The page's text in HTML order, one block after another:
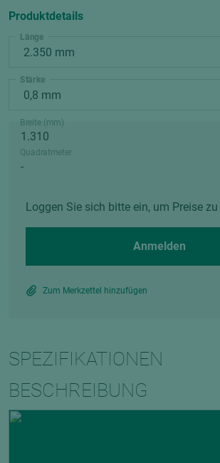
Produktdetails
Länge
Stärke
Breite (mm)
Quadratmeter
Loggen Sie sich bitte ein, um Preise zu
Anmelden
Zum Merkzettel hinzufügen
SPEZIFIKATIONEN
BESCHREIBUNG